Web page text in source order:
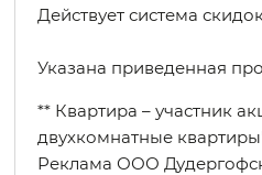
Действует система
Указана приведенная
** Квартира – участник
двухкомнатные
Реклама ООО